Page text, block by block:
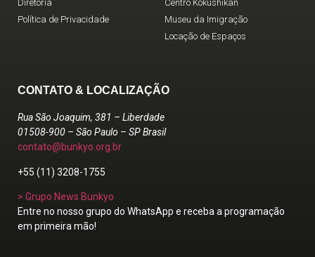
Diretoria
Política de Privacidade
Centro Kokushikan
Museu da Imigração
Locação de Espaços
CONTATO & LOCALIZAÇÃO
Rua São Joaquim, 381 – Liberdade
01508-900 – São Paulo – SP Brasil
contato@bunkyo.org.br
+55 (11) 3208-1755
> Grupo News Bunkyo
Entre no nosso grupo do WhatsApp e receba a programação
em primeira mão!